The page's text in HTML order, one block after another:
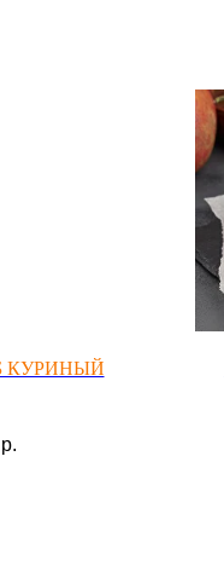
КУРИНЫЙ
р.